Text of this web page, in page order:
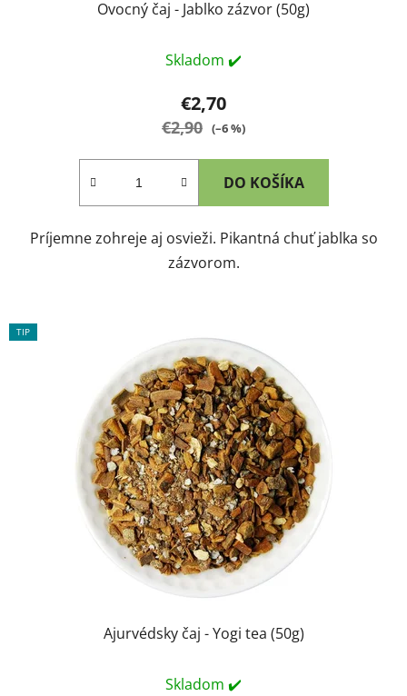
Ovocný čaj - Jablko zázvor (50g)
Skladom ✔️
€2,70
€2,90 (–6 %)
DO KOŠÍKA
Príjemne zohreje aj osvieži. Pikantná chuť jablka so
zázvorom.
TIP
Ajurvédsky čaj - Yogi tea (50g)
Skladom ✔️